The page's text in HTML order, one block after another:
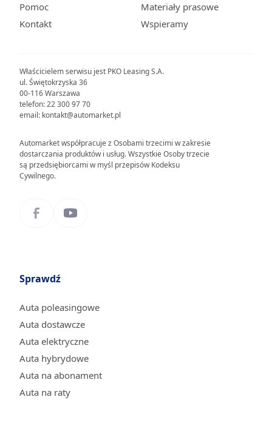
Właścicielem serwisu jest PKO Leasing S.A.
ul. Świętokrzyska 36
00-116 Warszawa
telefon: 22 300 97 70
email: kontakt@automarket.pl
Automarket współpracuje z Osobami trzecimi w zakresie
dostarczania produktów i usług. Wszystkie Osoby trzecie
są przedsiębiorcami w myśl przepisów Kodeksu
Cywilnego.
Pomoc
Kontakt
Materiały prasowe
Wspieramy
Sprawdź
Auta poleasingowe
Auta dostawcze
Auta elektryczne
Auta hybrydowe
Auta na abonament
Auta na raty